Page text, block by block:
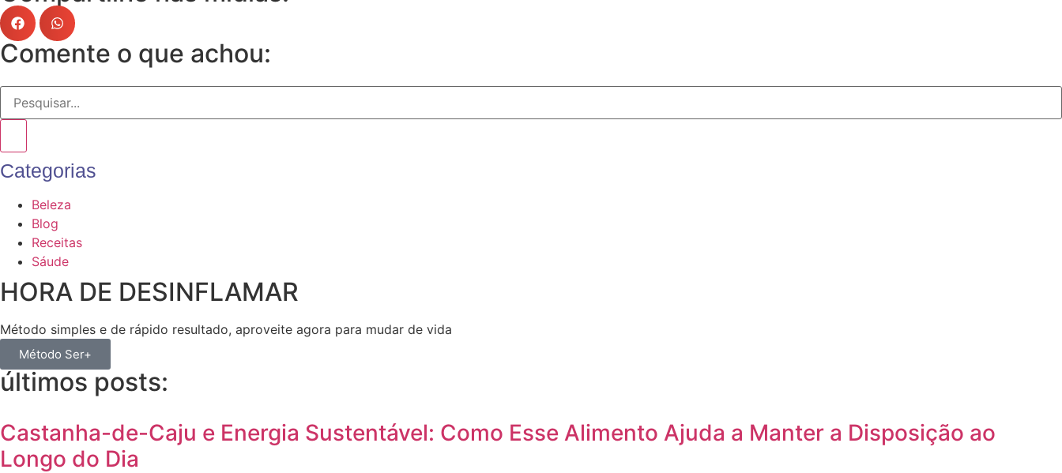
Comente o que achou:
Categorias
Beleza
Blog
Receitas
Sáude
HORA DE DESINFLAMAR
Método simples e de rápido resultado, aproveite agora para mudar de vida
Método Ser+
últimos posts:
Castanha-de-Caju e Energia Sustentável: Como Esse Alimento Ajuda a Manter a Disposição ao
Longo do Dia